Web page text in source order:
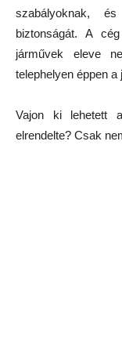
szabályoknak,
biztonságát. A
járművek eleve
telephelyen éppen
Vajon ki lehetett
elrendelte? Csak